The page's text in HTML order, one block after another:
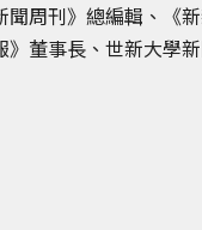
周刊》總編輯、《
董事長、世新大學